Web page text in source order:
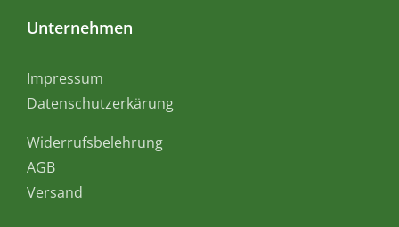
Unternehmen
Impressum
Datenschutzerkärung
Widerrufsbelehrung
AGB
Versand